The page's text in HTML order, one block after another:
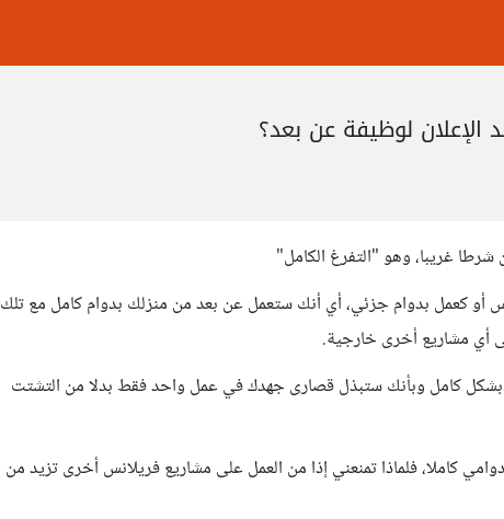
الإعلان لوظيفة عن بعد؟
غريبا، وهو "التفرغ الكامل"
أو كعمل بدوام جزئي، أي أنك ستعمل عن بعد من منزلك بدوام كامل مع تلك
بشكل كامل وبأنك ستبذل قصارى جهدك في عمل واحد فقط بدلا من التشتت
كاملا، فلماذا تمنعني إذا من العمل على مشاريع فريلانس أخرى تزيد من